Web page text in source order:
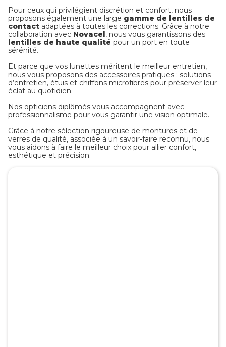
Pour ceux qui privilégient discrétion et confort, nous
proposons également une large gamme de lentilles de
contact adaptées à toutes les corrections. Grâce à notre
collaboration avec Novacel, nous vous garantissons des
lentilles de haute qualité pour un port en toute
sérénité.
Et parce que vos lunettes méritent le meilleur entretien,
nous vous proposons des accessoires pratiques : solutions
d’entretien, étuis et chiffons microfibres pour préserver leur
éclat au quotidien.
Nos opticiens diplômés vous accompagnent avec
professionnalisme pour vous garantir une vision optimale.
Grâce à notre sélection rigoureuse de montures et de
verres de qualité, associée à un savoir-faire reconnu, nous
vous aidons à faire le meilleur choix pour allier confort,
esthétique et précision.